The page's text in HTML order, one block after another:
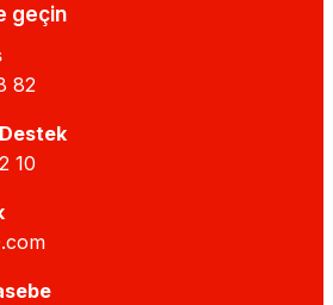
geçin
82
10